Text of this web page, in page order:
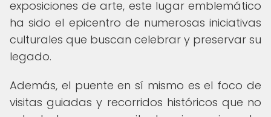
exposiciones de arte, este lugar emblemático
ha sido el epicentro de numerosas iniciativas
culturales que buscan celebrar y preservar su
legado.
Además, el puente en sí mismo es el foco de
visitas guiadas y recorridos históricos que no